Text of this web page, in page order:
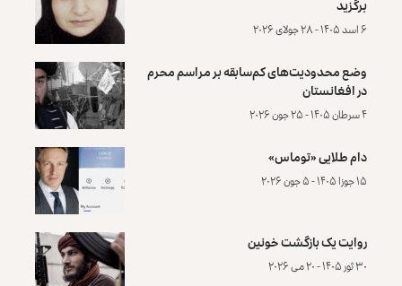
برگزید
۶ اسد ۱۴۰۵ - ۲۸ جولای ۲۰۲۶
وضع محدودیت‌های کم‌سابقه بر مراسم محرم
در افغانستان
۴ سرطان ۱۴۰۵ - ۲۵ جون ۲۰۲۶
دام طلایی «توماس»
۱۵ جوزا ۱۴۰۵ - ۵ جون ۲۰۲۶
روایت یک بازگشت خونین
۳۰ ثور ۱۴۰۵ - ۲۰ می ۲۰۲۶